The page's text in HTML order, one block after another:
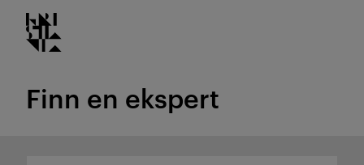
Gå
til
Kristiania logo
Finn en ekspert